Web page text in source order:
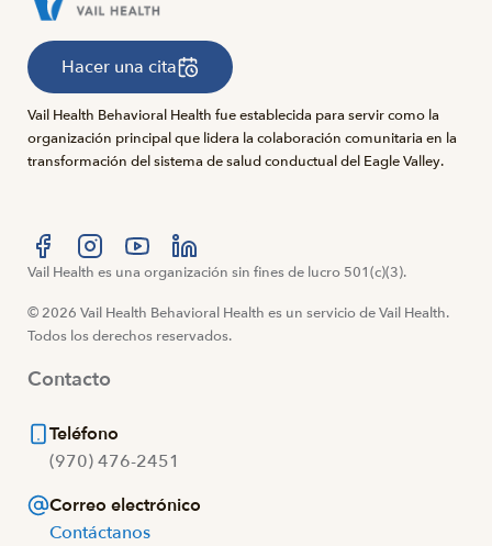
Hacer una cita
Vail Health Behavioral Health fue establecida para servir como la
organización principal que lidera la colaboración comunitaria en la
transformación del sistema de salud conductual del Eagle Valley.
Visítanos en Facebook
Visítanos en Instagram
Visítanos en YouTube
Visítanos en LinkedIn
Vail Health es una organización sin fines de lucro 501(c)(3).
© 2026 Vail Health Behavioral Health es un servicio de Vail Health.
Todos los derechos reservados.
Contacto
Teléfono
(970) 476-2451
Correo electrónico
Contáctanos